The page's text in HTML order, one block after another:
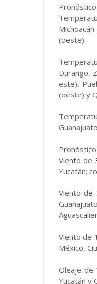
(oeste).
Durango,
este),
(oeste) y
Viento de
Yucatán;
Viento de
Viento de
México,
Oleaje de
Yucatán y